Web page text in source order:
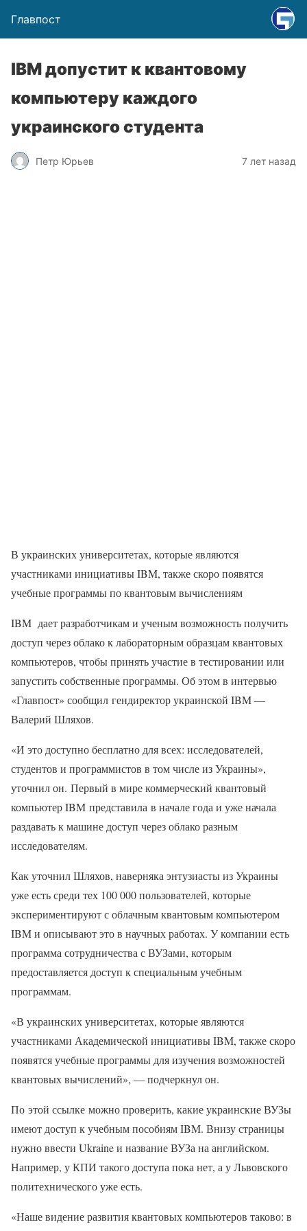
Главпост
IBM допустит к квантовому
компьютеру каждого
украинского студента
Петр Юрьев 7 лет назад
В украинских университетах, которые являются
участниками инициативы IBM, также скоро появятся
учебные программы по квантовым вычислениям
IBM дает разработчикам и ученым возможность получить
доступ через облако к лабораторным образцам квантовых
компьютеров, чтобы принять участие в тестировании или
запустить собственные программы. Об этом в интервью
«Главпост» сообщил гендиректор украинской IBM —
Валерий Шляхов.
«И это доступно бесплатно для всех: исследователей,
студентов и программистов в том числе из Украины»,
уточнил он. Первый в мире коммерческий квантовый
компьютер IBM представила в начале года и уже начала
раздавать к машине доступ через облако разным
исследователям.
Как уточнил Шляхов, наверняка энтузиасты из Украины
уже есть среди тех 100 000 пользователей, которые
экспериментируют с облачным квантовым компьютером
IBM и описывают это в научных работах. У компании есть
программа сотрудничества с ВУЗами, которым
предоставляется доступ к специальным учебным
программам.
«В украинских университетах, которые являются
участниками Академической инициативы IBM, также скоро
появятся учебные программы для изучения возможностей
квантовых вычислений», — подчеркнул он.
По этой ссылке можно проверить, какие украинские ВУЗы
имеют доступ к учебным пособиям IBM. Внизу страницы
нужно ввести Ukraine и название ВУЗа на английском.
Например, у КПИ такого доступа пока нет, а у Львовского
политехнического уже есть.
«Наше видение развития квантовых компьютеров таково: в